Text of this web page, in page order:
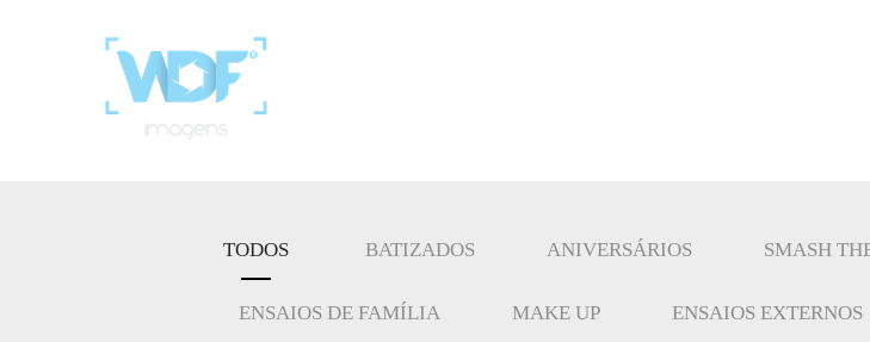
TODOS BATIZADOS ANIVERSÁRIOS SMASH
ENSAIOS DE FAMÍLIA MAKE UP ENSAIOS EXTERNOS